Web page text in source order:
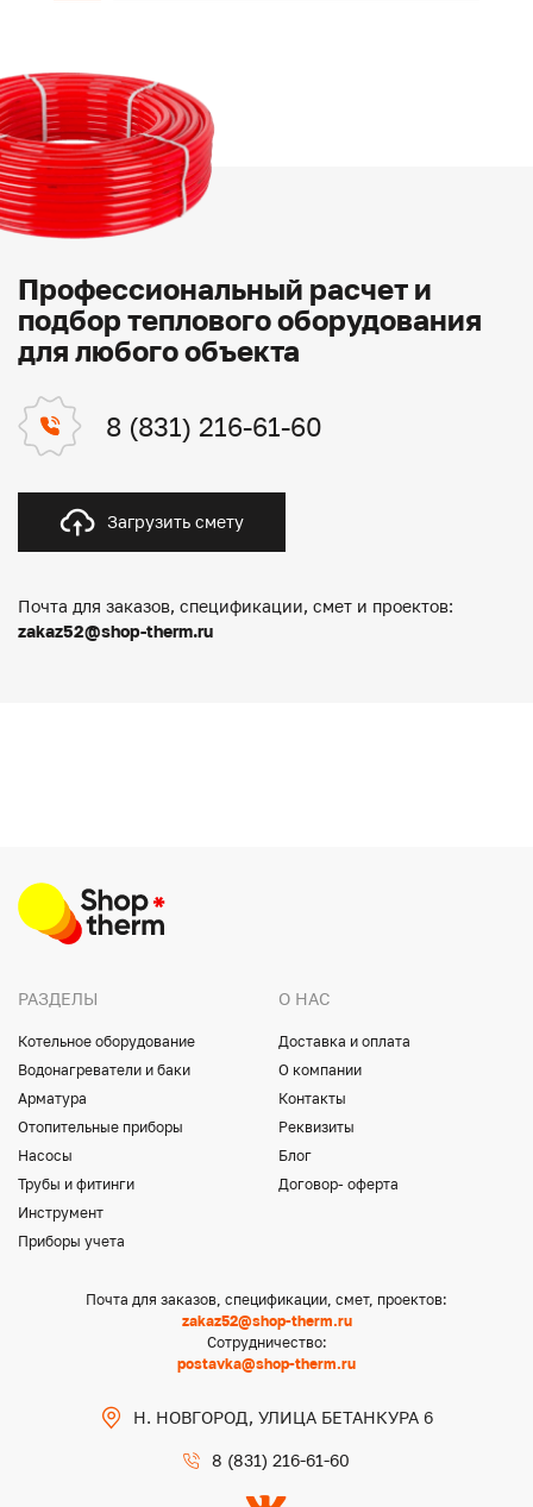
Профессиональный расчет и
подбор теплового оборудования
для любого объекта
8 (831) 216-61-60
Загрузить смету
Почта для заказов, спецификации, смет и проектов:
zakaz52@shop-therm.ru
РАЗДЕЛЫ
Котельное оборудование
Водонагреватели и баки
Арматура
Отопительные приборы
Насосы
Трубы и фитинги
Инструмент
Приборы учета
О НАС
Доставка и оплата
О компании
Контакты
Реквизиты
Блог
Договор- оферта
Почта для заказов, спецификации, смет, проектов:
zakaz52@shop-therm.ru
Сотрудничество:
postavka@shop-therm.ru
Н. НОВГОРОД, УЛИЦА БЕТАНКУРА 6
8 (831) 216-61-60